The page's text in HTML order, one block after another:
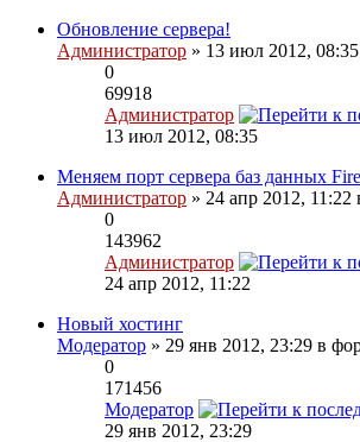
Обновление сервера!
Администратор » 13 июл 2012,
0
69918
Администратор
13 июл 2012, 08:35
Меняем порт сервера баз данных
Администратор » 24 апр 2012, 11:22
0
143962
Администратор
24 апр 2012, 11:22
Новый хостинг
Модератор » 29 янв 2012, 23:29 в
0
171456
Модератор
29 янв 2012, 23:29